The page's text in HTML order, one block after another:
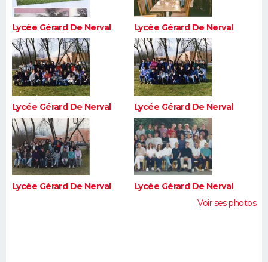
Lycée Gérard De Nerval Lycée Gérard De Nerval
Lycée Gérard De Nerval Lycée Gérard De Nerval
Lycée Gérard De Nerval
Lycée Gérard De Nerval
Voir ses photos